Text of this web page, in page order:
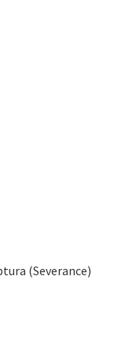
(Severance)